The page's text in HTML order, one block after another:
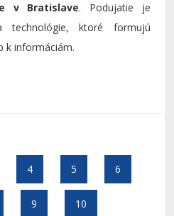
v Bratislave. Podujatie je
technológie, ktoré formujú
k informáciám.
4 5 6
9 10